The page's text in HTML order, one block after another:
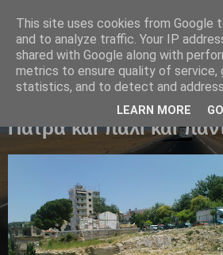
Ελένη Τσαμαδού
Κυριακή 21 Ιουνίου 2009
Πάτρα και πάλι και
This site uses cookies from Google
and to analyze traffic. Your IP
shared with Google along with
metrics to ensure quality of service,
statistics, and to detect and
LEARN MORE